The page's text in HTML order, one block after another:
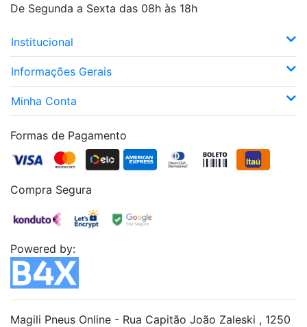
De Segunda a Sexta das 08h às 18h
Institucional
Informações Gerais
Minha Conta
Formas de Pagamento
Compra Segura
Powered by:
Magili Pneus Online - Rua Capitão João Zaleski , 1250